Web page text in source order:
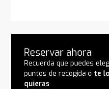
Reservar ahora
Recuerda que puedes
puntos de recogida o te
quieras